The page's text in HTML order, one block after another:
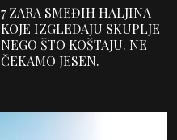
7 ZARA SMEĐIH HALJINA
KOJE IZGLEDAJU SKUPLJE
NEGO ŠTO KOŠTAJU. NE
ČEKAMO JESEN.